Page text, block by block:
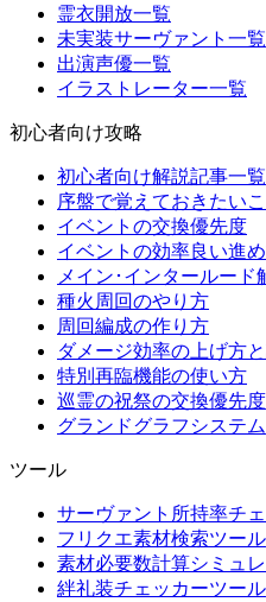
霊衣開放一覧
未実装サーヴァント一覧
出演声優一覧
イラストレーター一覧
初心者向け攻略
初心者向け解説記事一覧
序盤で覚えておきたい
イベントの交換優先度
イベントの効率良い進
メイン･インタールード
種火周回のやり方
周回編成の作り方
ダメージ効率の上げ方
特別再臨機能の使い方
巡霊の祝祭の交換優先度
グランドグラフシステム
ツール
サーヴァント所持率チ
フリクエ素材検索ツール
素材必要数計算シミュ
絆礼装チェッカーツール